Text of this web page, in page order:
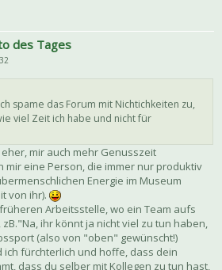
des Tages
spame das Forum mit Nichtichkeiten zu,
viel Zeit ich habe und nicht für
mir auch mehr Genusszeit
eine Person, die immer nur produktiv
Energie im Museum
von ihr).
Arbeitsstelle, wo ein Team aufs
ihr könnt ja nicht viel zu tun haben,
(also von "oben" gewünscht!)
ich fürchterlich und hoffe, dass dein
dass du selber mit Kollegen zu tun hast,